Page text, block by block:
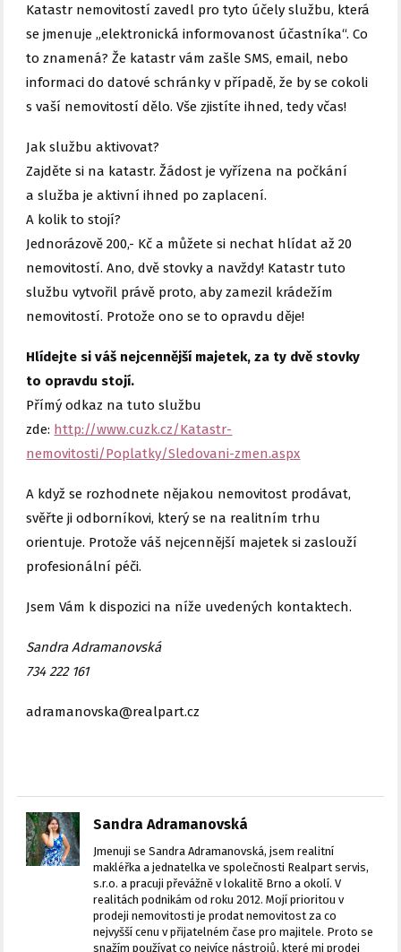
Katastr nemovitostí zavedl pro tyto účely službu, která
se jmenuje „elektronická informovanost účastníka“. Co
to znamená? Že katastr vám zašle SMS, email, nebo
informaci do datové schránky v případě, že by se cokoli
s vaší nemovitostí dělo. Vše zjistíte ihned, tedy včas!
Jak službu aktivovat?
Zajděte si na katastr. Žádost je vyřízena na počkání
a služba je aktivní ihned po zaplacení.
A kolik to stojí?
Jednorázově 200,- Kč a můžete si nechat hlídat až 20
nemovitostí. Ano, dvě stovky a navždy! Katastr tuto
službu vytvořil právě proto, aby zamezil krádežím
nemovitostí. Protože ono se to opravdu děje!
Hlídejte si váš nejcennější majetek, za ty dvě stovky
to opravdu stojí.
Přímý odkaz na tuto službu
zde: http://www.cuzk.cz/Katastr-
nemovitosti/Poplatky/Sledovani-zmen.aspx
A když se rozhodnete nějakou nemovitost prodávat,
svěřte ji odborníkovi, který se na realitním trhu
orientuje. Protože váš nejcennější majetek si zaslouží
profesionální péči.
Jsem Vám k dispozici na níže uvedených kontaktech.
Sandra Adramanovská
734 222 161
adramanovska@realpart.cz
Sandra Adramanovská
Jmenuji se Sandra Adramanovská, jsem realitní
makléřka a jednatelka ve společnosti Realpart servis,
s.r.o. a pracuji převážně v lokalitě Brno a okolí. V
realitách podnikám od roku 2012. Mojí prioritou v
prodeji nemovitosti je prodat nemovitost za co
nejvyšší cenu v přijatelném čase pro majitele. Proto se
snažím používat co nejvíce nástrojů, které mi prodej